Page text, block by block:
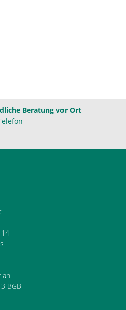
Beratung vor Ort
an
BGB